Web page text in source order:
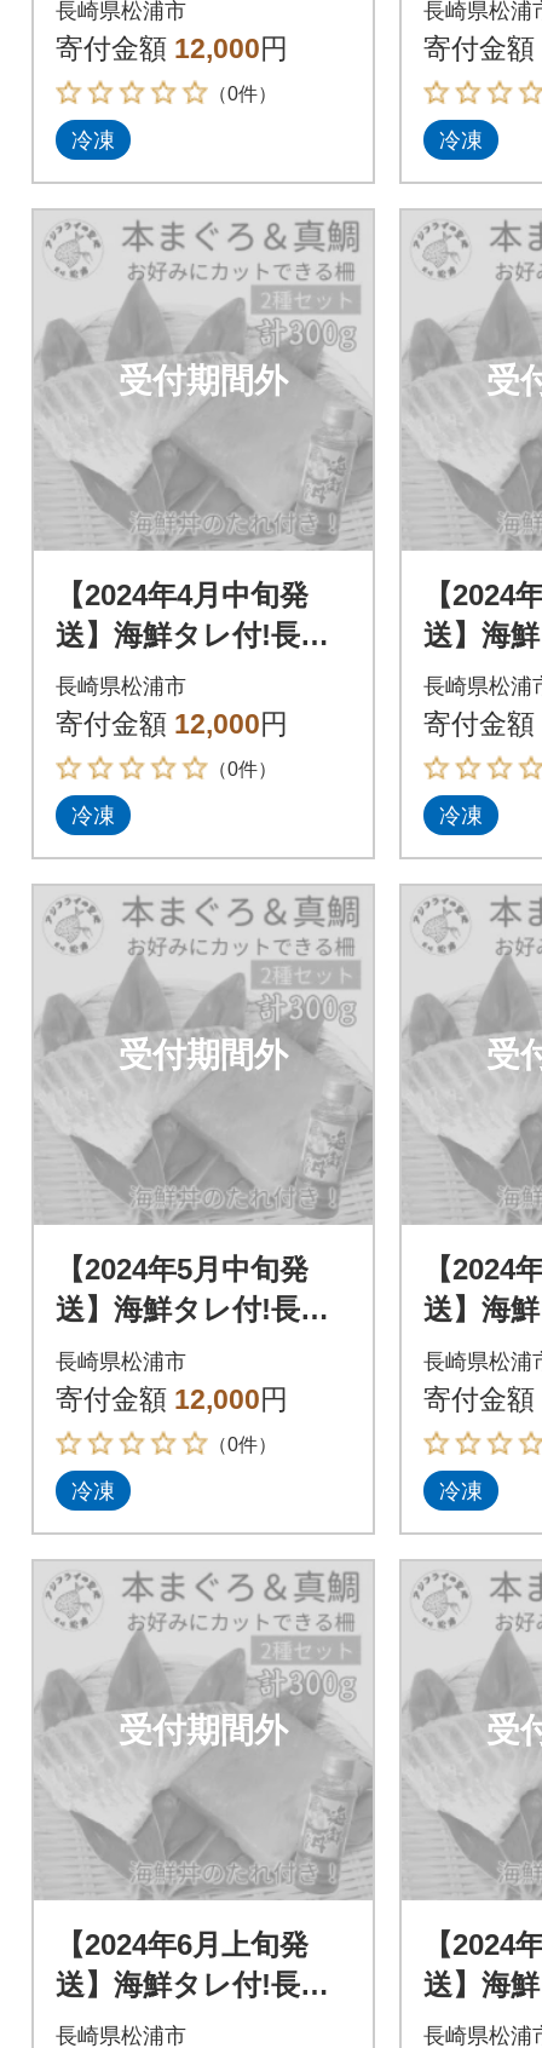
柵セット2種300g
長崎県松浦市
寄付金額 12,000円
（0件）
冷凍
柵セッ
長崎県松浦
寄付金額
冷凍
受付期間外
【2024年4月中旬発
送】海鮮タレ付!長崎
県産本まぐろ&真鯛
柵セット2種300g
長崎県松浦市
寄付金額 12,000円
（0件）
冷凍
受
【2024
送】海
県産本
柵セッ
長崎県松浦
寄付金額
冷凍
受付期間外
【2024年5月中旬発
送】海鮮タレ付!長崎
県産本まぐろ&真鯛
柵セット2種300g
長崎県松浦市
寄付金額 12,000円
（0件）
冷凍
受
【2024
送】海
県産本
柵セッ
長崎県松浦
寄付金額
冷凍
受付期間外
【2024年6月上旬発
送】海鮮タレ付!長崎
県産本まぐろ&真鯛
長崎県松浦市
受
【2024
送】海
県産本
長崎県松浦